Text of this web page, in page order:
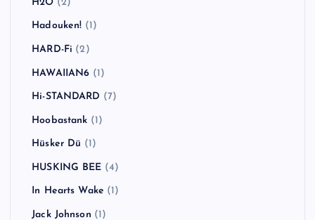
H2O (2)
Hadouken! (1)
HARD-Fi (2)
HAWAIIAN6 (1)
Hi-STANDARD (7)
Hoobastank (1)
Hüsker Dü (1)
HUSKING BEE (4)
In Hearts Wake (1)
Jack Johnson (1)